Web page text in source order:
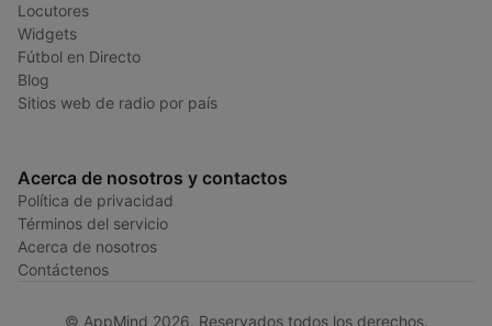
Locutores
Widgets
Fútbol en Directo
Blog
Sitios web de radio por país
Acerca de nosotros y contactos
Política de privacidad
Términos del servicio
Acerca de nosotros
Contáctenos
© AppMind 2026. Reservados todos los derechos.